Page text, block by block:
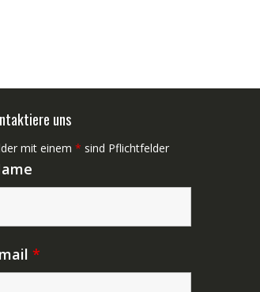
uns
mit einem * sind Pflichtfelder
*